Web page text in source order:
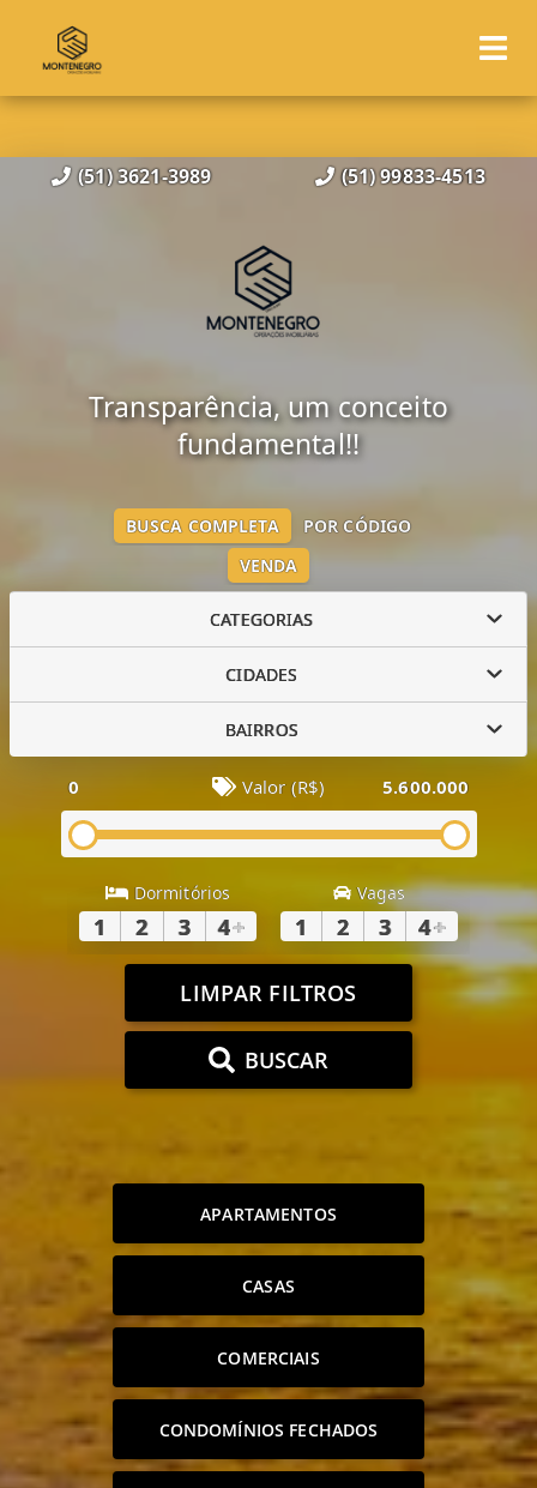
(51) 3621-3989 (51) 99833-4513
Transparência, um conceito
fundamental!!
VENDA
BUSCA COMPLETA POR CÓDIGO
CATEGORIAS
CIDADES
BAIRROS
0 Valor (R$) 5.600.000
Dormitórios
1 2 3 4+
Vagas
1 2 3 4+
LIMPAR FILTROS
BUSCAR
APARTAMENTOS
CASAS
COMERCIAIS
CONDOMÍNIOS FECHADOS